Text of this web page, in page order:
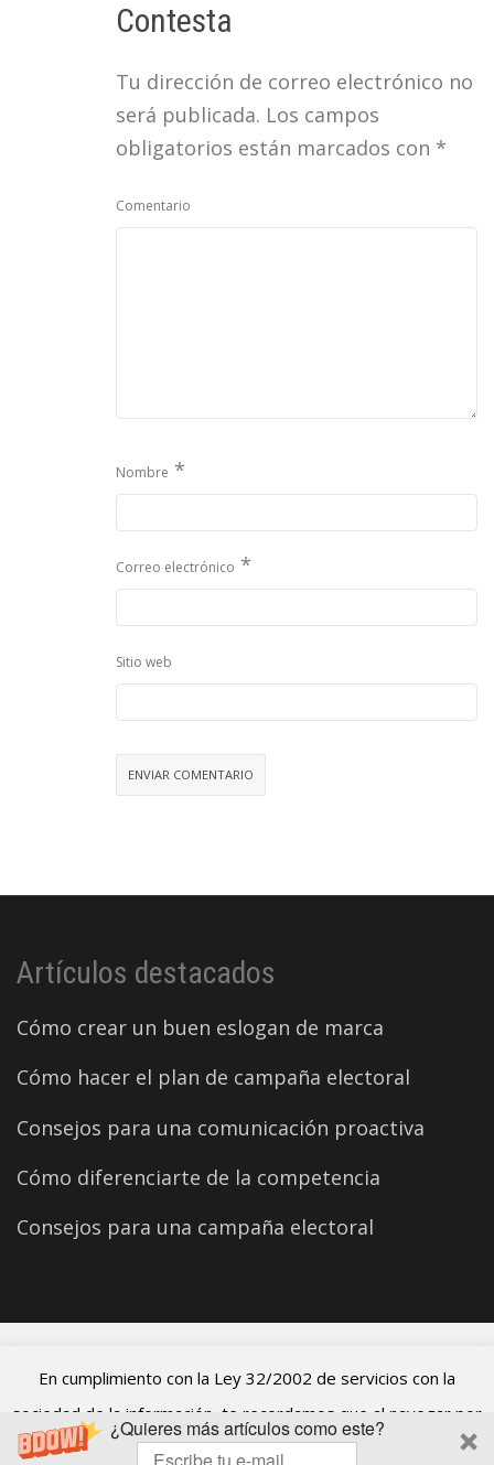
¿Quieres más artículos como este?
Contesta
Tu dirección de correo electrónico no
será publicada. Los campos
obligatorios están marcados con *
Comentario
Nombre *
Correo electrónico *
Sitio web
Artículos destacados
Cómo crear un buen eslogan de marca
Cómo hacer el plan de campaña electoral
Consejos para una comunicación proactiva
Cómo diferenciarte de la competencia
Consejos para una campaña electoral
©2026 Carles Aparicio
En cumplimiento con la Ley 32/2002 de servicios con la
sociedad de la información, te recordamos que al navegar por
el blog de Carles Aparicio estás aceptando el uso de cookies.